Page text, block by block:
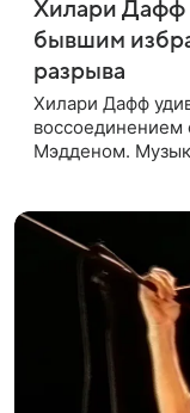
Хилари Дафф
бывшим
разрыва
Хилари Дафф
Мэдденом.